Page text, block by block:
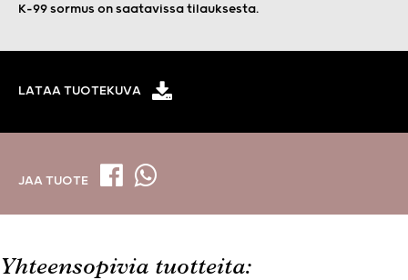
K-99 sormus on saatavissa tilauksesta.
LATAA TUOTEKUVA
JAA TUOTE
Yhteensopivia tuotteita: